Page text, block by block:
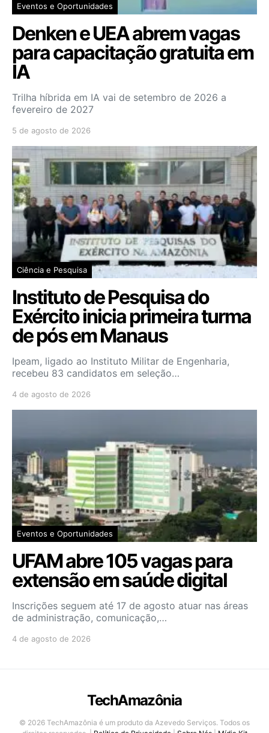
Eventos e Oportunidades
Denken e UEA abrem vagas
para capacitação gratuita em
IA
Trilha híbrida em IA vai de setembro de 2026 a
fevereiro de 2027
5 de agosto de 2026
Ciência e Pesquisa
Instituto de Pesquisa do
Exército inicia primeira turma
de pós em Manaus
Ipeam, ligado ao Instituto Militar de Engenharia,
recebeu 83 candidatos em seleção…
4 de agosto de 2026
Eventos e Oportunidades
UFAM abre 105 vagas para
extensão em saúde digital
Inscrições seguem até 17 de agosto atuar nas áreas
de administração, comunicação,…
4 de agosto de 2026
TechAmazônia
© 2026 TechAmazônia é um produto da Azevedo Serviços. Todos os